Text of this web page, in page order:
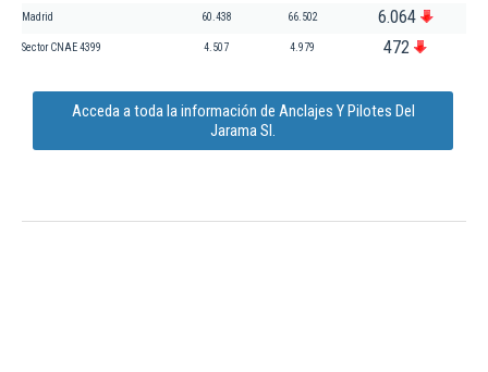
Madrid 60.438 66.502 6.064
Sector CNAE 4399 4.507 4.979 472
Acceda a toda la información de Anclajes Y Pilotes Del
Jarama Sl.